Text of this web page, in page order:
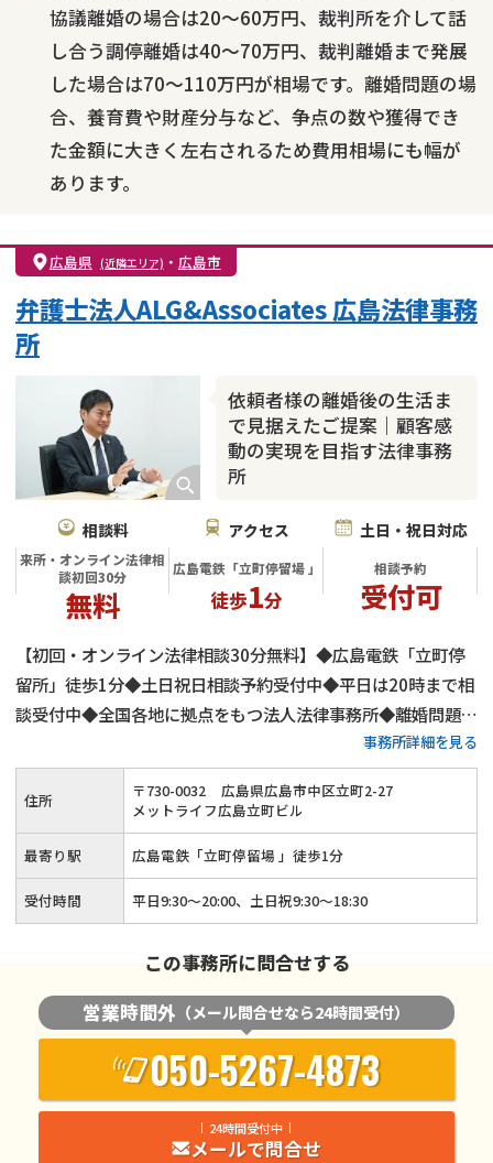
協議離婚の場合は20～60万円、裁判所を介して話
し合う調停離婚は40～70万円、裁判離婚まで発展
した場合は70～110万円が相場です。離婚問題の場
合、養育費や財産分与など、争点の数や獲得でき
た金額に大きく左右されるため費用相場にも幅が
あります。
広島県 (近隣エリア) ・ 広島市
依頼者様の離婚後の生活ま
で見据えたご提案｜顧客感
動の実現を目指す法律事務
所
弁護士法人ALG&Associates 広島法律事務
所
相談料
来所・オンライン法律相
談初回30分
無料
アクセス
広島電鉄「立町停留場 」
徒歩1分
土日・祝日対応
相談予約
受付可
【初回・オンライン法律相談30分無料】◆広島電鉄「立町停
留所」徒歩1分◆土日祝日相談予約受付中◆平日は20時まで相
談受付中◆全国各地に拠点をもつ法人法律事務所◆離婚問題を
得意とする弁護士が在籍◆法人として8万件を超える離婚問題
を受任◆依頼者様のことを一番に考えた弁護活動を心がけてい
ます
事務所詳細を見る
住所 〒730-0032
広島県広島市中区立町2-27
メットライフ広島立町ビル
最寄り駅 広島電鉄「立町停留場 」徒歩1分
受付時間 平日9:30～20:00、土日祝9:30～18:30
この事務所に問合せする
営業時間外 （メール問合せなら24時間受付）
050-5267-4873
24時間受付中
メールで問合せ